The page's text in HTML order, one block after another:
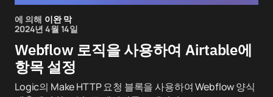
에 의해 이완 막
2024년 4월 14일
Webflow 로직을 사용하여 Airtable에
항목 설정
Logic의 Make HTTP 요청 블록을 사용하여 Webflow 양식